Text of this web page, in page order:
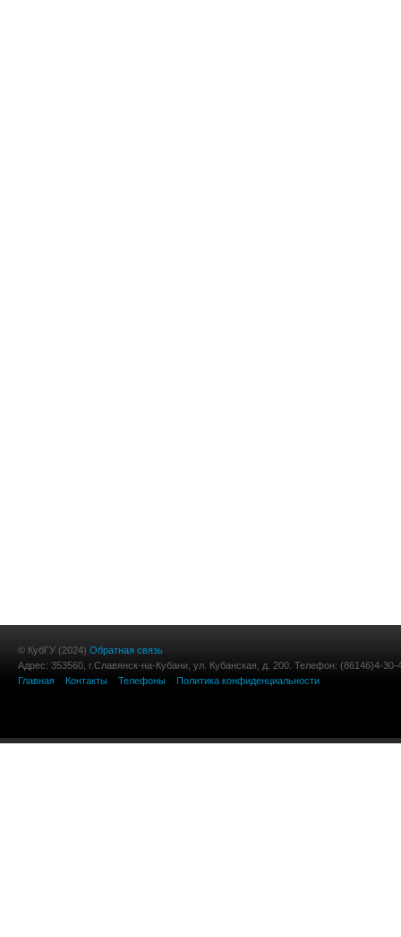
© КубГУ (2024) Обратная связь
Адрес: 353560, г.Славянск-на-Кубани, ул. Кубанская, д. 200. Телефон: (86146)4-30-
Главная
Контакты Телефоны Политика конфиденциальности